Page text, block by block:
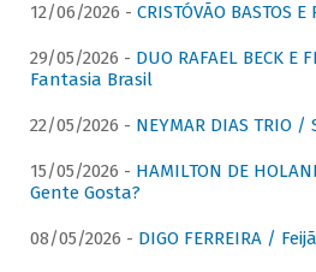
12/06/2026 - CRISTÓVÃO BASTOS E
29/05/2026 - DUO RAFAEL BECK E
Fantasia Brasil
22/05/2026 - NEYMAR DIAS TRIO /
15/05/2026 - HAMILTON DE
Gente Gosta?
08/05/2026 - DIGO FERREIRA /